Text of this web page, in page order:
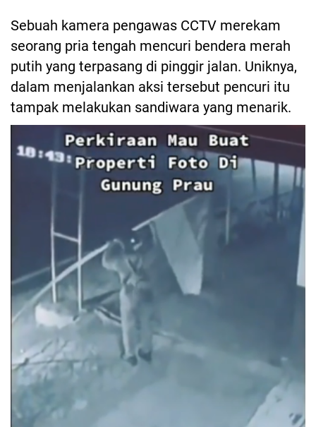
Sebuah kamera pengawas CCTV merekam
seorang pria tengah mencuri bendera merah
putih yang terpasang di pinggir jalan. Uniknya,
dalam menjalankan aksi tersebut pencuri itu
tampak melakukan sandiwara yang menarik.